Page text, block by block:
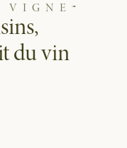
VIGNE
du vin